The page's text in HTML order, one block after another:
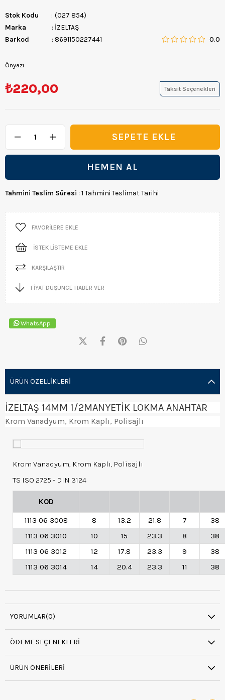
Stok Kodu
(027 854)
Marka
: İZELTAŞ
Barkod
: 8691150227441 0.0
Önyazı
₺220,00 Taksit Seçenekleri
Tahmini Teslim Süresi : 1 Tahmini Teslimat Tarihi
FAVORILERE EKLE
İSTEK LISTEME EKLE
KARŞILAŞTIR
FIYAT DÜŞÜNCE HABER VER
WhatsApp
ÜRÜN ÖZELLIKLERI
İZELTAŞ 14MM 1/2MANYETİK LOKMA ANAHTAR
Krom Vanadyum, Krom Kaplı, Polisajlı
Krom Vanadyum, Krom Kaplı, Polisajlı
TS ISO 2725 - DIN 3124
KOD
1113 06 3008 8 13.2 21.8 7
38
1113 06 3010
10 15 23.3 8
38
1113 06 3012
12 17.8 23.3 9
38
1113 06 3014
14 20.4 23.3 11 38
YORUMLAR(0)
ÖDEME SEÇENEKLERI
ÜRÜN ÖNERILERI